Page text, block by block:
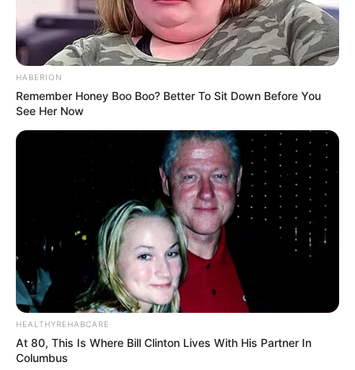
3. Sobreponha os dois pedaços cortados de jeans
unindo direito com direito do
centímetros de largura no centro das peças e
marque essa medida comalfinetes
HABERION
Remember Honey Boo Boo? Better To Sit Down Before You
See Her Now
HEALTHYREHABCARE
At 80, This Is Where Bill Clinton Lives With His Partner In
Columbus